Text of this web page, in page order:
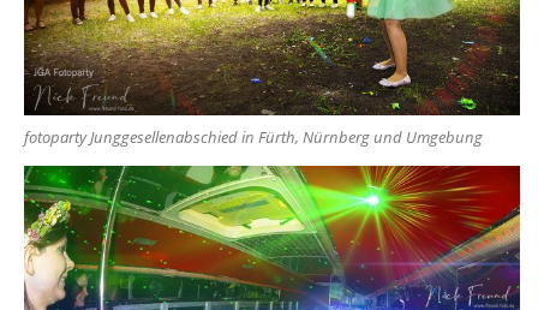
fotoparty Junggesellenabschied in Fürth, Nürnberg und Umgebung